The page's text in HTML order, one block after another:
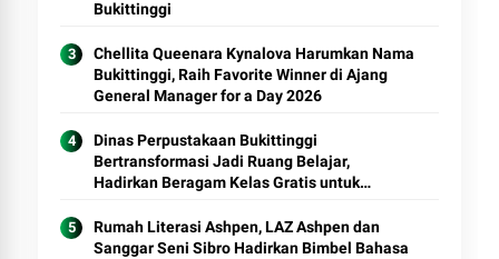
Bukittinggi
Chellita Queenara Kynalova Harumkan Nama
Bukittinggi, Raih Favorite Winner di Ajang
General Manager for a Day 2026
Dinas Perpustakaan Bukittinggi
Bertransformasi Jadi Ruang Belajar,
Hadirkan Beragam Kelas Gratis untuk
Rumah Literasi Ashpen, LAZ Ashpen dan
Sanggar Seni Sibro Hadirkan Bimbel Bahasa